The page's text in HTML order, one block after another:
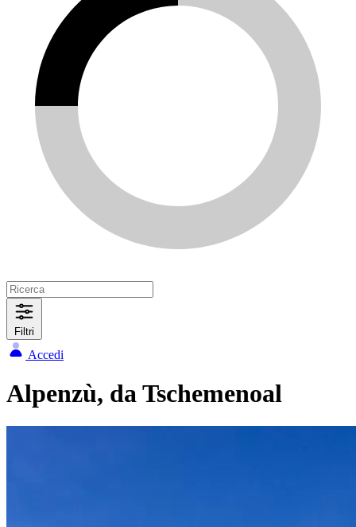
Filtri
Accedi
Alpenzù, da Tschemenoal